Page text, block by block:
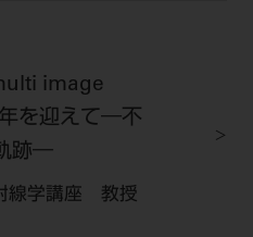
image
を迎えて―不
跡―
線学講座 教授